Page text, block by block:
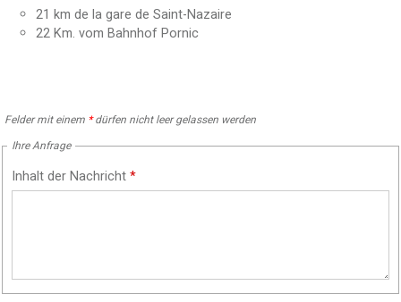
21 km de la gare de Saint-Nazaire
22Km. vom Bahnhof Pornic
Felder mit einem *dürfen nicht leer gelassen werden
Ihre Anfrage
Inhalt der Nachricht*